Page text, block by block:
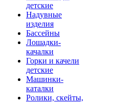
детские
Надувные
изделия
Бассейны
Лошадки-
качалки
Горки и качели
детские
Машинки-
каталки
Ролики, скейты,